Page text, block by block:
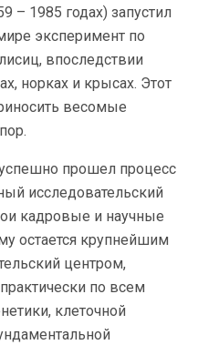
– 1985 годах) запустил
эксперимент по
впоследствии
норках и крысах. Этот
весомые
успешно прошел процесс
исследовательский
кадровые и научные
остается крупнейшим
центром,
по всем
клеточной